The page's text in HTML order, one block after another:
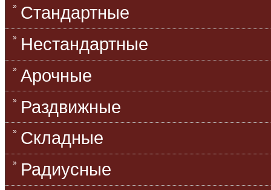
Стандартные
Нестандартные
Арочные
Раздвижные
Складные
Радиусные